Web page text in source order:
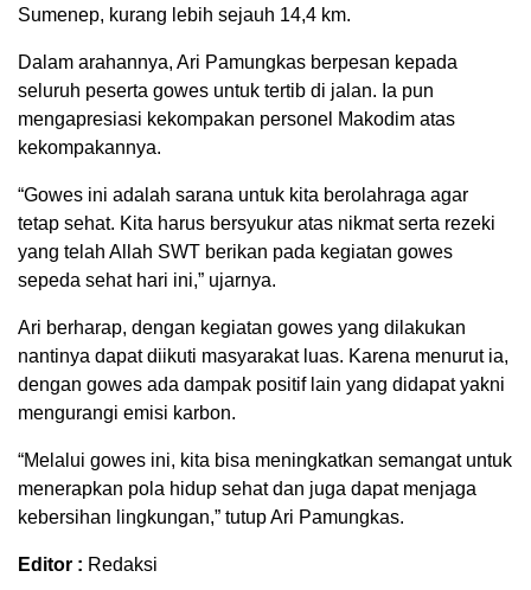
Sumenep, kurang lebih sejauh 14,4 km.
Dalam arahannya, Ari Pamungkas berpesan kepada
seluruh peserta gowes untuk tertib di jalan. Ia pun
mengapresiasi kekompakan personel Makodim atas
kekompakannya.
“Gowes ini adalah sarana untuk kita berolahraga agar
tetap sehat. Kita harus bersyukur atas nikmat serta rezeki
yang telah Allah SWT berikan pada kegiatan gowes
sepeda sehat hari ini,” ujarnya.
Ari berharap, dengan kegiatan gowes yang dilakukan
nantinya dapat diikuti masyarakat luas. Karena menurut ia,
dengan gowes ada dampak positif lain yang didapat yakni
mengurangi emisi karbon.
“Melalui gowes ini, kita bisa meningkatkan semangat untuk
menerapkan pola hidup sehat dan juga dapat menjaga
kebersihan lingkungan,” tutup Ari Pamungkas.
Editor : Redaksi